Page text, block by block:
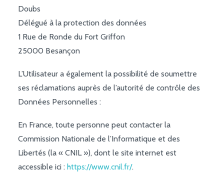
Doubs
Délégué à la protection des données
1 Rue de Ronde du Fort Griffon
25000 Besançon
L’Utilisateur a également la possibilité de soumettre
ses réclamations auprès de l’autorité de contrôle des
Données Personnelles :
En France, toute personne peut contacter la
Commission Nationale de l’Informatique et des
Libertés (la « CNIL »), dont le site internet est
accessible ici : https://www.cnil.fr/.